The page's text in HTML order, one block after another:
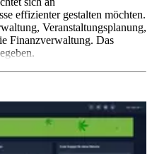
effizienter gestalten möchten.
Veranstaltungsplanung,
Finanzverwaltung. Das